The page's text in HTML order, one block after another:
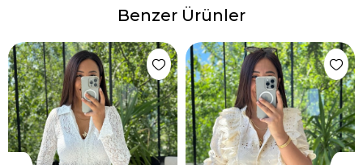
Benzer Ürünler